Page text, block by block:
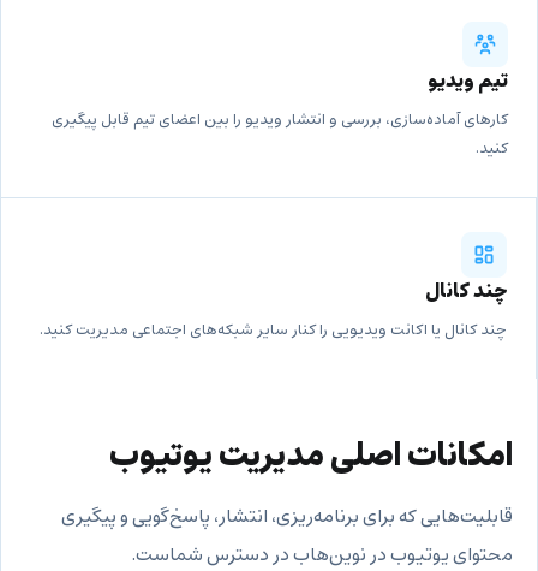
تیم ویدیو
کارهای آماده‌سازی، بررسی و انتشار ویدیو را بین اعضای تیم قابل پیگیری
کنید.
چند کانال
چند کانال یا اکانت ویدیویی را کنار سایر شبکه‌های اجتماعی مدیریت کنید.
امکانات اصلی مدیریت یوتیوب
قابلیت‌هایی که برای برنامه‌ریزی، انتشار، پاسخ‌گویی و پیگیری
محتوای یوتیوب در نوین‌هاب در دسترس شماست.